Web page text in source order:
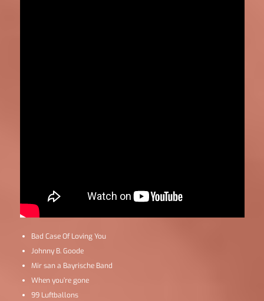
Bad Case Of Loving You
Johnny B. Goode
Mir san a Bayrische Band
When you’re gone
99 Luftballons